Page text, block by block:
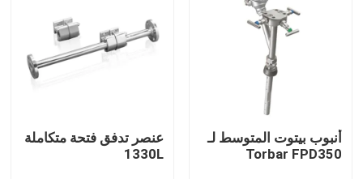
اتصل بنا
طلب اقتباس
مولد غازات PSA
أنبوب بيتوت المتوسط لـ
Torbar FPD350
عنصر تدفق فتحة متكاملة
1330L